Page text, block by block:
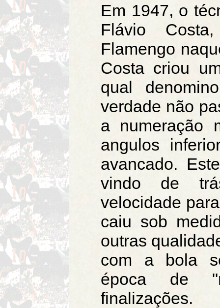
Em 1947, o
Flávio
Flamengo
Costa criou
qual
verdade não
a numeração
angulos
avancado.
vindo de
velocidade
caiu sob
outras
com a bola
época de
finalizações.